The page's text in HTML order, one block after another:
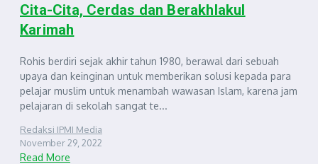
Cita-Cita, Cerdas dan Berakhlakul
Karimah
Rohis berdiri sejak akhir tahun 1980, berawal dari sebuah
upaya dan keinginan untuk memberikan solusi kepada para
pelajar muslim untuk menambah wawasan Islam, karena jam
pelajaran di sekolah sangat te...
Redaksi IPMI Media
November 29, 2022
Read More